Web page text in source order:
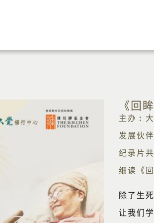
《回
主办︰
发展伙
纪录片
细读《
除了生
让我们